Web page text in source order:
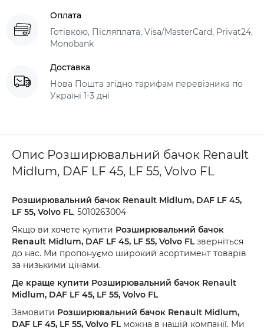
Оплата
Готівкою, Післяплата, Visa/MasterCard, Privat24,
Monobank
Доставка
Нова Пошта згідно тарифам перевізника по
Україні 1-3 дні
Опис Розширювальний бачок Renault
Midlum, DAF LF 45, LF 55, Volvo FL
Розширювальний бачок Renault Midlum, DAF LF 45,
LF 55, Volvo FL, 5010263004
Якщо ви хочете купити Розширювальний бачок
Renault Midlum, DAF LF 45, LF 55, Volvo FLзверніться
до нас. Ми пропонуємо широкий асортимент товарів
за низькими цінами.
Де краще купити Розширювальний бачок Renault
Midlum, DAF LF 45, LF 55, Volvo FL
Замовити Розширювальний бачок Renault Midlum,
DAF LF 45, LF 55, Volvo FLможна в нашій компанії. Ми